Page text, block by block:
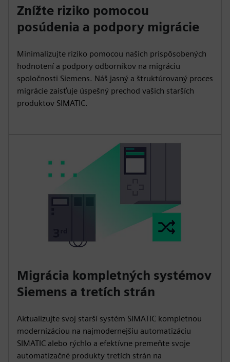
Znížte riziko pomocou
posúdenia a podpory migrácie
Minimalizujte riziko pomocou našich prispôsobených
hodnotení a podpory odborníkov na migráciu
spoločnosti Siemens. Náš jasný a štruktúrovaný proces
migrácie zaisťuje úspešný prechod vašich starších
produktov SIMATIC.
Migrácia kompletných systémov
Siemens a tretích strán
Aktualizujte svoj starší systém SIMATIC kompletnou
modernizáciou na najmodernejšiu automatizáciu
SIMATIC alebo rýchlo a efektívne premeňte svoje
automatizačné produkty tretích strán na